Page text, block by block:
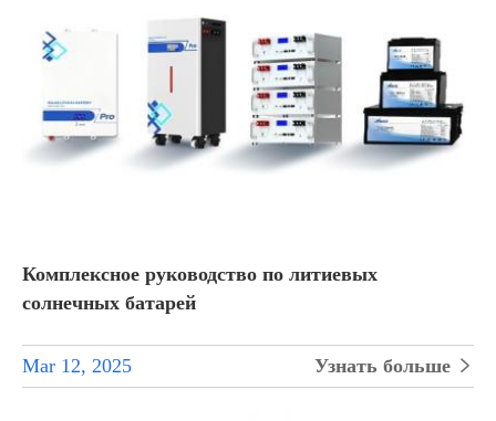
Комплексное руководство по литиевых
солнечных батарей
Mar 12, 2025 Узнать больше 